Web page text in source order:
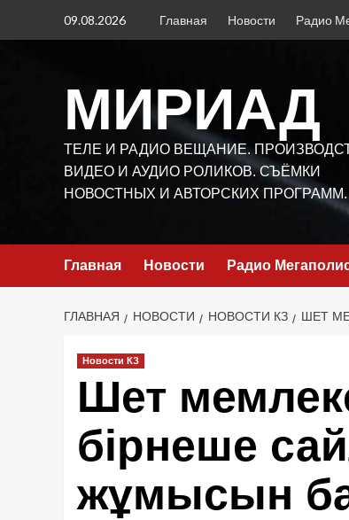
09.08.2026 Главная Новости Радио
МИРИАД
ТЕЛЕ И РАДИО ВЕЩАНИЕ.
ВИДЕО И АУДИО РОЛИКОВ. СЪЁМКИ
НОВОСТНЫХ И АВТОРСКИХ ПРОГРАММ.
Главная Новости Радио
ГЛАВНАЯ НОВОСТИ НОВОСТИ КЗ ШЕТ
Новости КЗ
Шет
бірнеше
жұмысын